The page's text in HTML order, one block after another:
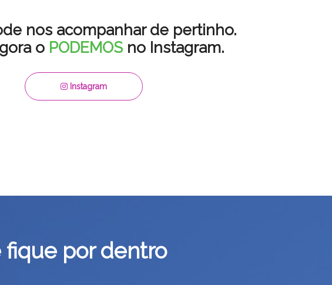
nos acompanhar de pertinho.
o PODEMOS no Instagram.
Instagram
fique por dentro